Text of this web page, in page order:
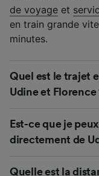
de voyage et
en train grande
minutes.
Quel est le trajet
Udine et Florence
Est-ce que je
directement de
Quelle est la